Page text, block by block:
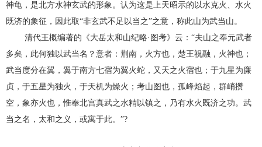
神龟，是北方水神玄武的形象。认为这是上天昭示的以水克火、水火
既济的象征，因此取“非玄武不足以当之”之意，称此山为武当山。
清代王概编著的《大岳太和山纪略·图考》云：“夫山之奉元武者
多矣，此何独以武当名？意者：荆南，火方也，楚王祝融，火神也；
武当度分在翼，翼于南方七宿为翼火蛇，又天之火宿也；于九星为廉
贞，于五星为独火，于天机为燥火；考山图也，孤峰焰起，群峭攒
空，象亦火也，惟奉北宫真武之水精以镇之，乃有水火既济之功。武
当之名，太和之义，或寓于此。”?